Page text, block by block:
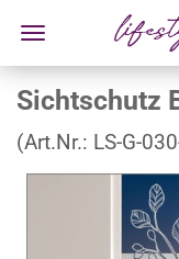
Sichtschutz
(Art.Nr.: LS-G-